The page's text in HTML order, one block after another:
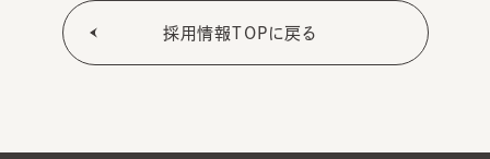
採用情報TOPに戻る